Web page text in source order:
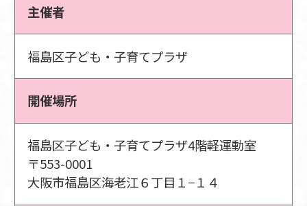
主催者
福島区子ども・子育てプラザ
開催場所
福島区子ども・子育てプラザ4階軽運動室
〒553-0001
大阪市福島区海老江６丁目１−１４